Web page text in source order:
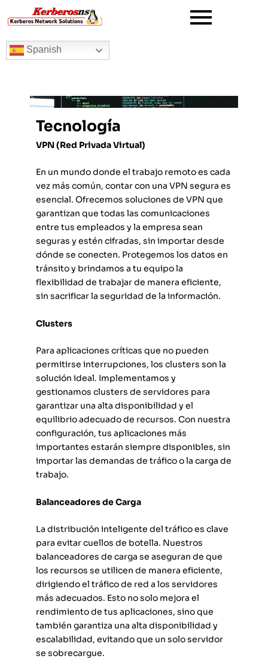
Spanish
Tecnología
VPN (Red Privada Virtual)
En un mundo donde el trabajo remoto es cada
vez más común, contar con una VPN segura es
esencial. Ofrecemos soluciones de VPN que
garantizan que todas las comunicaciones
entre tus empleados y la empresa sean
seguras y estén cifradas, sin importar desde
dónde se conecten. Protegemos los datos en
tránsito y brindamos a tu equipo la
flexibilidad de trabajar de manera eficiente,
sin sacrificar la seguridad de la información.
Clusters
Para aplicaciones críticas que no pueden
permitirse interrupciones, los clusters son la
solución ideal. Implementamos y
gestionamos clusters de servidores para
garantizar una alta disponibilidad y el
equilibrio adecuado de recursos. Con nuestra
configuración, tus aplicaciones más
importantes estarán siempre disponibles, sin
importar las demandas de tráfico o la carga de
trabajo.
Balanceadores de Carga
La distribución inteligente del tráfico es clave
para evitar cuellos de botella. Nuestros
balanceadores de carga se aseguran de que
los recursos se utilicen de manera eficiente,
dirigiendo el tráfico de red a los servidores
más adecuados. Esto no solo mejora el
rendimiento de tus aplicaciones, sino que
también garantiza una alta disponibilidad y
escalabilidad, evitando que un solo servidor
se sobrecargue.